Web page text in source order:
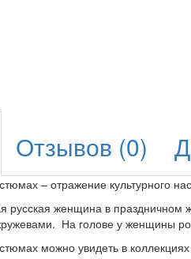
Отзывов (0)
– отражение культурного
русская женщина в
На голове у женщины
можно увидеть в